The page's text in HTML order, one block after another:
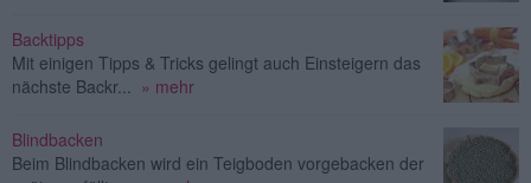
Backtipps
Mit einigen Tipps & Tricks gelingt auch Einsteigern das
nächste Backr... » mehr
Blindbacken
Beim Blindbacken wird ein Teigboden vorgebacken der